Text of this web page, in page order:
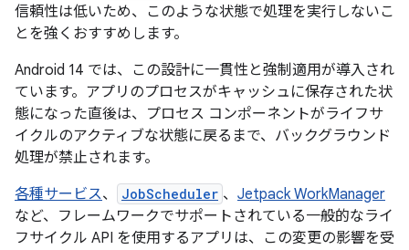
信頼性は低いため、このような状態で処理を実行しないこ
とを強くおすすめします。
Android 14 では、この設計に一貫性と強制適用が導入され
ています。アプリのプロセスがキャッシュに保存された状
態になった直後は、プロセス コンポーネントがライフサ
イクルのアクティブな状態に戻るまで、バックグラウンド
処理が禁止されます。
各種サービス、 JobScheduler 、 Jetpack WorkManager
など、フレームワークでサポートされている一般的なライ
フサイクル API を使用するアプリは、この変更の影響を受